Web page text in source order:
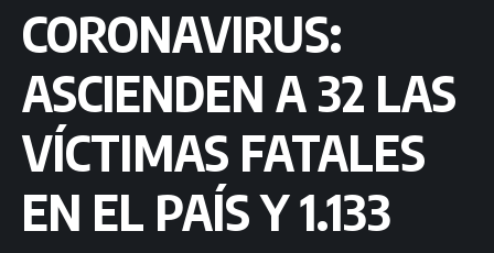
CORONAVIRUS:
ASCIENDEN A 32 LAS
VÍCTIMAS FATALES
EN EL PAÍS Y 1.133